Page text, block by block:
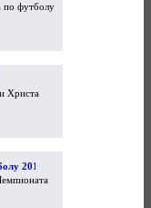
по футболу
Христа
2014